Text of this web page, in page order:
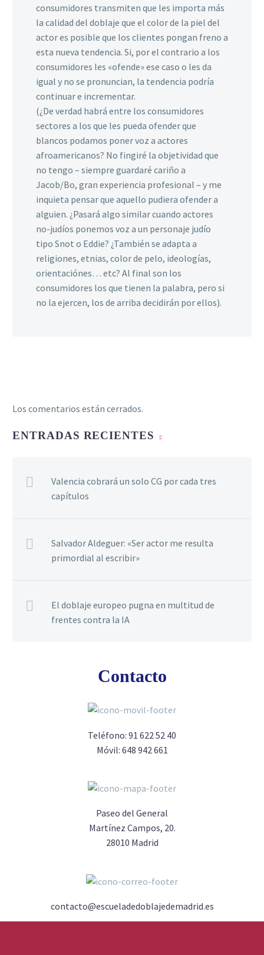
consumidores transmiten que les importa más
la calidad del doblaje que el color de la piel del
actor es posible que los clientes pongan freno a
esta nueva tendencia. Si, por el contrario a los
consumidores les «ofende» ese caso o les da
igual y no se pronuncian, la tendencia podría
continuar e incrementar.
(¿De verdad habrá entre los consumidores
sectores a los que les pueda ofender que
blancos podamos poner voz a actores
afroamericanos? No fingiré la objetividad que
no tengo – siempre guardaré cariño a
Jacob/Bo, gran experiencia profesional – y me
inquieta pensar que aquello pudiera ofender a
alguien. ¿Pasará algo similar cuando actores
no-judíos ponemos voz a un personaje judío
tipo Snot o Eddie? ¿También se adapta a
religiones, etnias, color de pelo, ideologías,
orientaciónes… etc? Al final son los
consumidores los que tienen la palabra, pero si
no la ejercen, los de arriba decidirán por ellos).
Los comentarios están cerrados.
ENTRADAS RECIENTES
Valencia cobrará un solo CG por cada tres
capítulos
Salvador Aldeguer: «Ser actor me resulta
primordial al escribir»
El doblaje europeo pugna en multitud de
frentes contra la IA
Contacto
Teléfono: 91 622 52 40
Móvil: 648 942 661
Paseo del General
Martínez Campos, 20.
28010 Madrid
contacto@escueladedoblajedemadrid.es